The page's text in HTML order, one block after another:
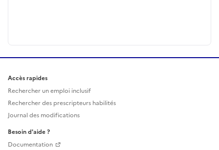
Accès rapides
Rechercher un emploi inclusif
Rechercher des prescripteurs habilités
Journal des modifications
Besoin d'aide ?
Documentation